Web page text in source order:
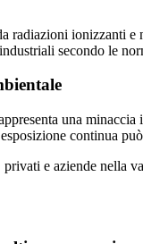
radiazioni ionizzanti
secondo le
una
continua
e aziende nella